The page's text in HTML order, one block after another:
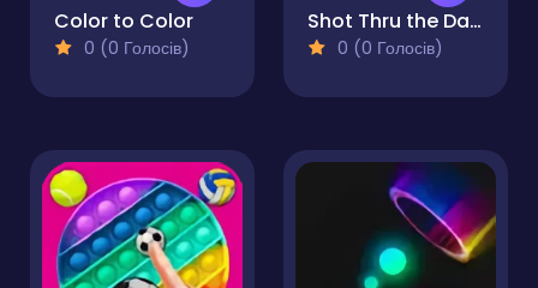
Color to Color
0 (0 Голосів)
Shot Thru the Dart
0 (0 Голосів)